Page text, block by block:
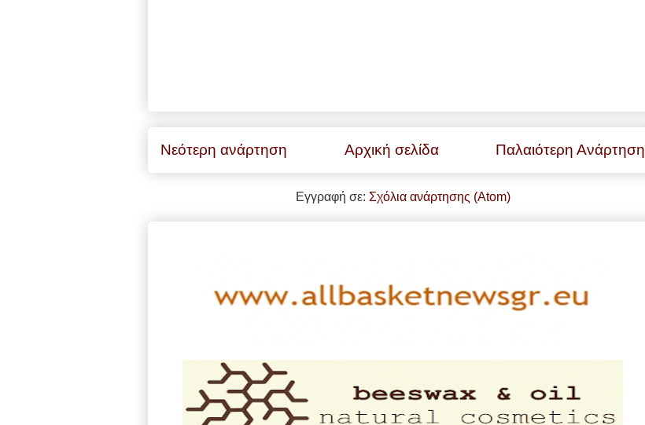
Νεότερη ανάρτηση Παλαιότερη Ανάρτηση
Αρχική σελίδα
Εγγραφή σε: Σχόλια ανάρτησης (Atom)